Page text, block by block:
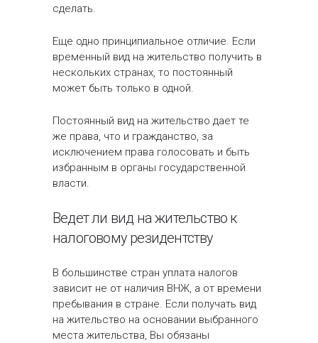
сделать.
Еще одно принципиальное отличие. Если
временный вид на жительство получить в
нескольких странах, то постоянный
может быть только в одной.
Постоянный вид на жительство дает те
же права, что и гражданство, за
исключением права голосовать и быть
избранным в органы государственной
власти.
Ведет ли вид на жительство к
налоговому резидентству
В большинстве стран уплата налогов
зависит не от наличия ВНЖ, а от времени
пребывания в стране. Если получать вид
на жительство на основании выбранного
места жительства, Вы обязаны